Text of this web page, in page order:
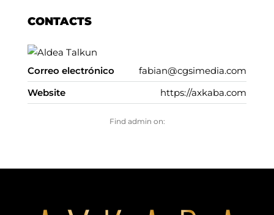
CONTACTS
Correo electrónico
fabian@cgsimedia.com
Website
https://axkaba.com
Find admin on: